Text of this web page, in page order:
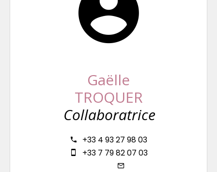
Gaëlle
TROQUER
Collaboratrice
+33 4 93 27 98 03
+33 7 79 82 07 03